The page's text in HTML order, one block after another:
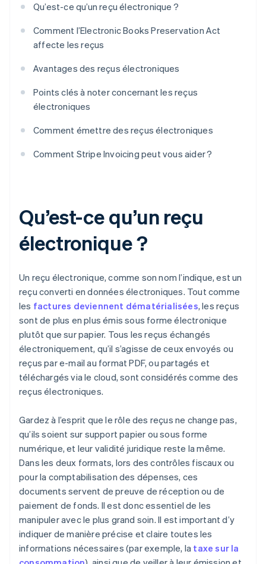
Qu’est-ce qu’un reçu électronique ?
Comment l’Electronic Books Preservation Act
affecte les reçus
Avantages des reçus électroniques
Points clés à noter concernant les reçus
électroniques
Comment émettre des reçus électroniques
Comment Stripe Invoicing peut vous aider ?
Qu’est-ce qu’un reçu
électronique ?
Un reçu électronique, comme son nom l’indique, est un
reçu converti en données électroniques. Tout comme
les factures deviennent dématérialisées, les reçus
sont de plus en plus émis sous forme électronique
plutôt que sur papier. Tous les reçus échangés
électroniquement, qu’il s’agisse de ceux envoyés ou
reçus par e-mail au format PDF, ou partagés et
téléchargés via le cloud, sont considérés comme des
reçus électroniques.
Gardez à l’esprit que le rôle des reçus ne change pas,
qu’ils soient sur support papier ou sous forme
numérique, et leur validité juridique reste la même.
Dans les deux formats, lors des contrôles fiscaux ou
pour la comptabilisation des dépenses, ces
documents servent de preuve de réception ou de
paiement de fonds. Il est donc essentiel de les
manipuler avec le plus grand soin. Il est important d’y
indiquer de manière précise et claire toutes les
informations nécessaires (par exemple, la taxe sur la